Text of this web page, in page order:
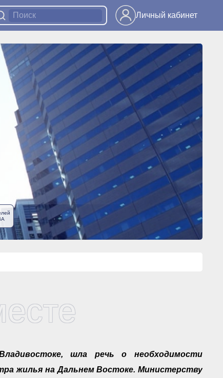
Личный кабинет
шла речь о необходимости
жилья на Дальнем Востоке. Министерству